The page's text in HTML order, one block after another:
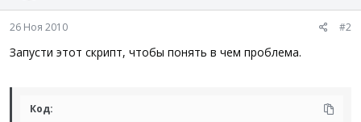
26 Ноя 2010 #2
Запусти этот скрипт, чтобы понять в чем проблема.
Код: